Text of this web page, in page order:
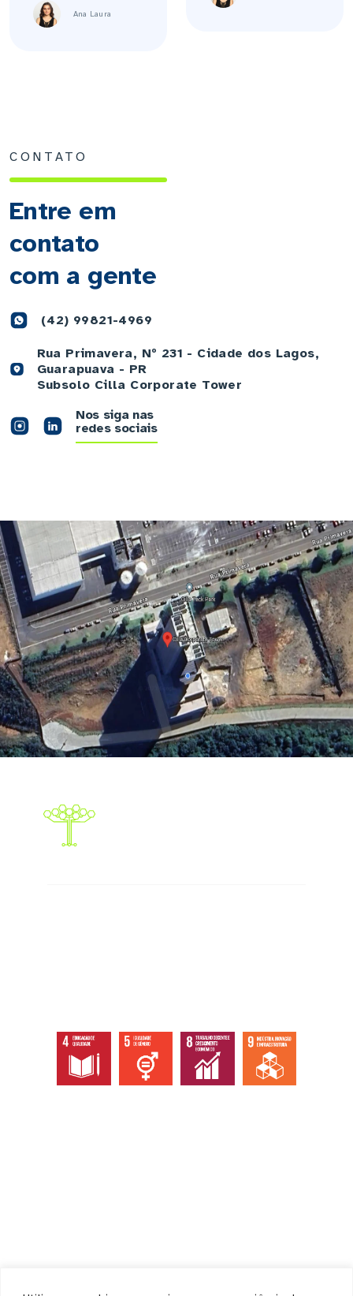
Ana Laura
CONTATO
Entre em
contato
com a gente
(42) 99821-4969
Rua Primavera, Nº 231 - Cidade dos Lagos,
Guarapuava - PR
Subsolo Cilla Corporate Tower
Nos siga nas
redes sociais